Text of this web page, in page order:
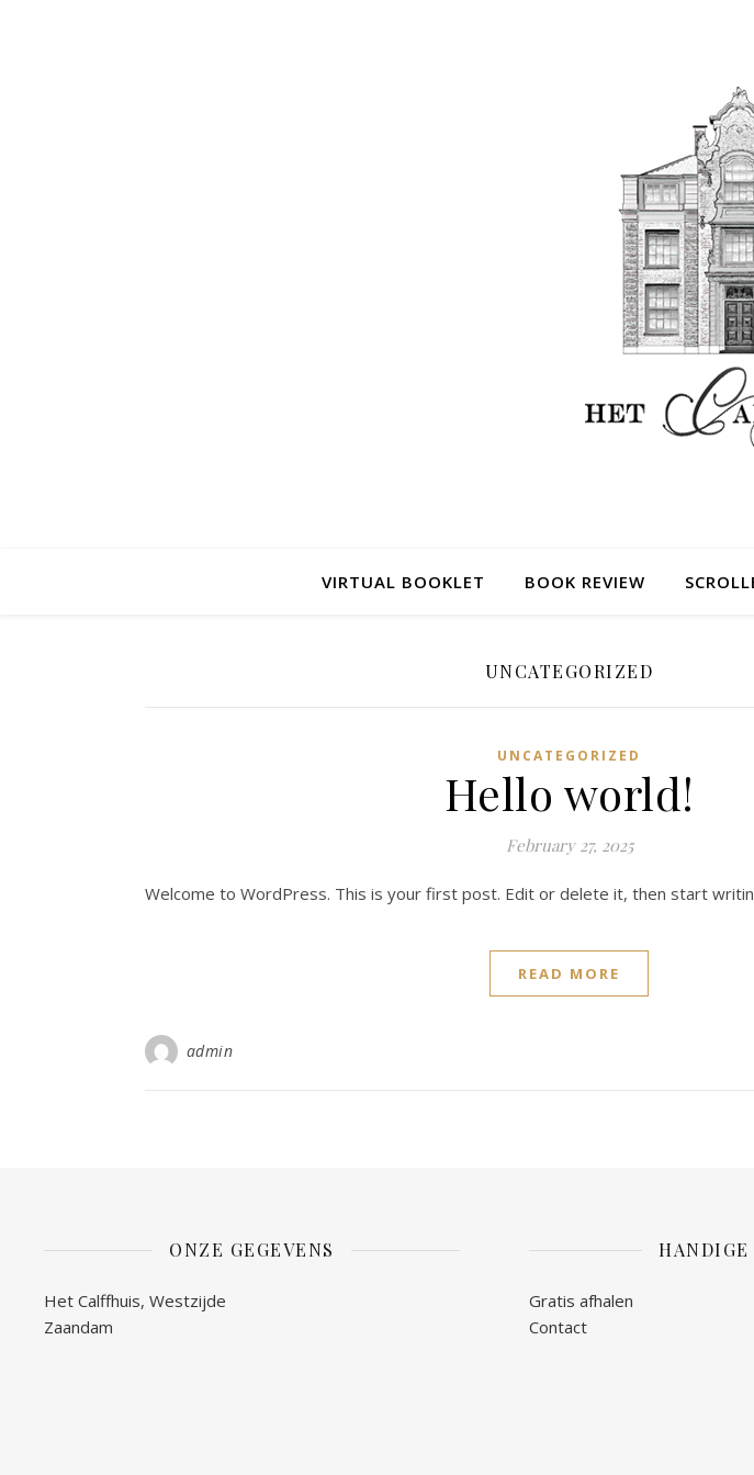
VIRTUAL BOOKLET BOOK REVIEW
UNCATEGORIZED
UNCATEGORIZED
Hello world!
February 27, 2025
Welcome to WordPress. This is your first post. Edit or delete it, then start
READ MORE
admin
ONZE GEGEVENS
Het Calffhuis, Westzijde
Zaandam
Gratis afhalen
Contact